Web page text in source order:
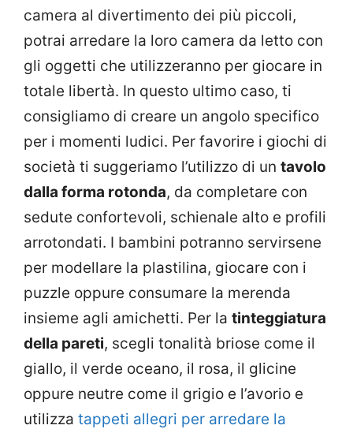
camera al divertimento dei più piccoli,
potrai arredare la loro camera da letto con
gli oggetti che utilizzeranno per giocare in
totale libertà. In questo ultimo caso, ti
consigliamo di creare un angolo specifico
per i momenti ludici. Per favorire i giochi di
società ti suggeriamo l’utilizzo di un tavolo
dalla forma rotonda, da completare con
sedute confortevoli, schienale alto e profili
arrotondati. I bambini potranno servirsene
per modellare la plastilina, giocare con i
puzzle oppure consumare la merenda
insieme agli amichetti. Per la tinteggiatura
della pareti, scegli tonalità briose come il
giallo, il verde oceano, il rosa, il glicine
oppure neutre come il grigio e l’avorio e
utilizza tappeti allegri per arredare la